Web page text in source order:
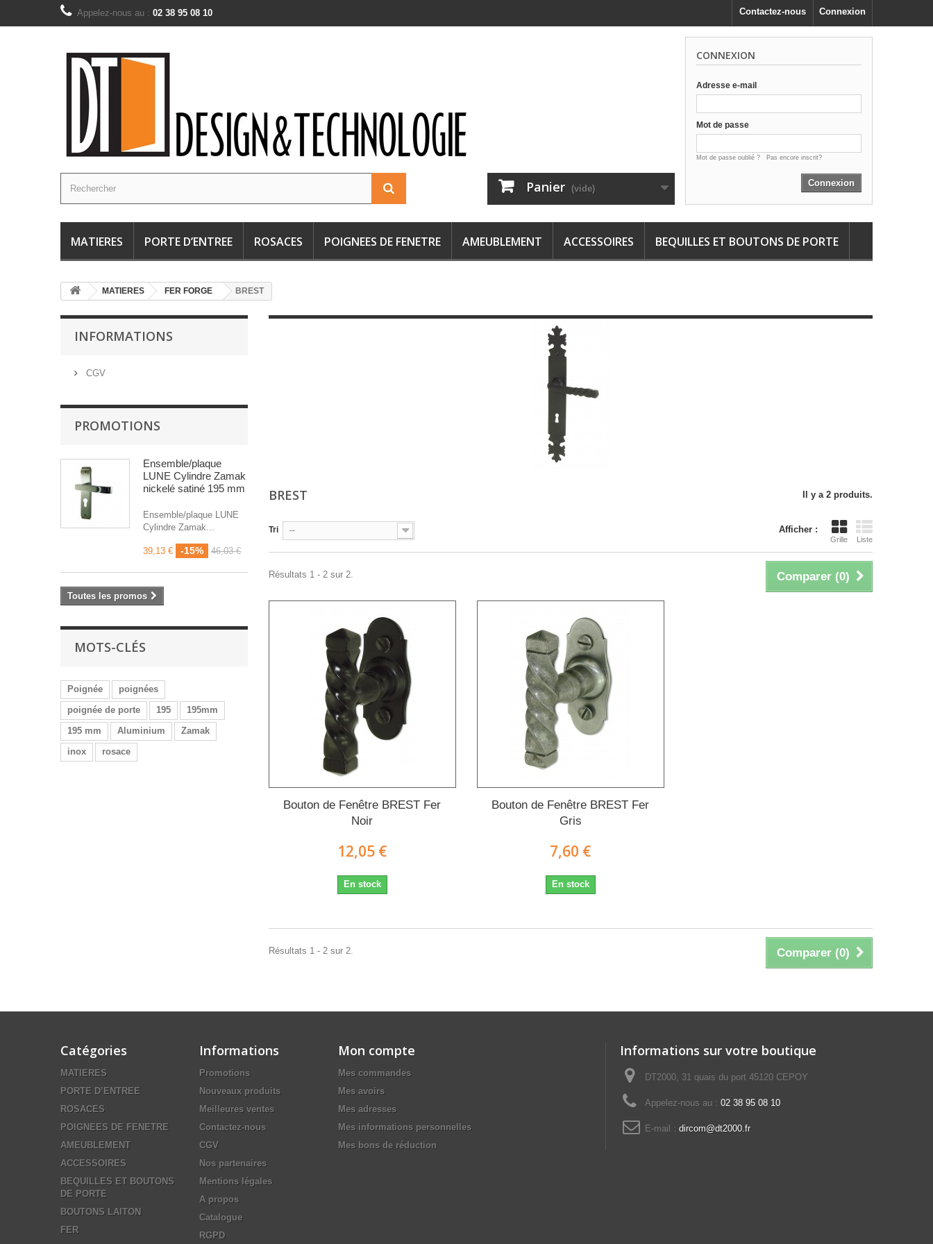
Connexion
Contactez-nous
Appelez-nous au : 02 38 95 08 10
CONNEXION
Adresse e-mail
Mot de passe
Mot de passe oublié ? Pas encore inscrit?
Connexion
Panier (vide)
MATIERES PORTE D’ENTREE ROSACES POIGNEES DE FENETRE AMEUBLEMENT ACCESSOIRES BEQUILLES ET BOUTONS DE PORTE
MATIERES FER FORGE BREST
INFORMATIONS
CGV
PROMOTIONS
Ensemble/plaque
LUNE Cylindre Zamak
nickelé satiné 195 mm
Ensemble/plaque LUNE
Cylindre Zamak...
39,13 € -15% 46,03 €
Toutes les promos
MOTS-CLÉS
Poignée
poignées
poignée de porte
195
195mm
195 mm
Aluminium
Zamak
inox
rosace
BREST Il y a 2 produits.
Afficher :
Grille Liste
Tri --
Comparer (0)
Résultats 1 - 2 sur 2.
Bouton de Fenêtre BREST Fer
Noir
12,05 €
En stock
Bouton de Fenêtre BREST Fer
Gris
7,60 €
En stock
Comparer (0)
Résultats 1 - 2 sur 2.
Catégories
MATIERES
PORTE D’ENTREE
ROSACES
POIGNEES DE FENETRE
AMEUBLEMENT
ACCESSOIRES
BEQUILLES ET BOUTONS
DE PORTE
BOUTONS LAITON
FER
Informations
Promotions
Nouveaux produits
Meilleures ventes
Contactez-nous
CGV
Nos partenaires
Mentions légales
A propos
Catalogue
RGPD
Mon compte
Mes commandes
Mes avoirs
Mes adresses
Mes informations personnelles
Mes bons de réduction
Informations sur votre boutique
DT2000, 31 quais du port 45120 CEPOY
Appelez-nous au : 02 38 95 08 10
E-mail : dircom@dt2000.fr